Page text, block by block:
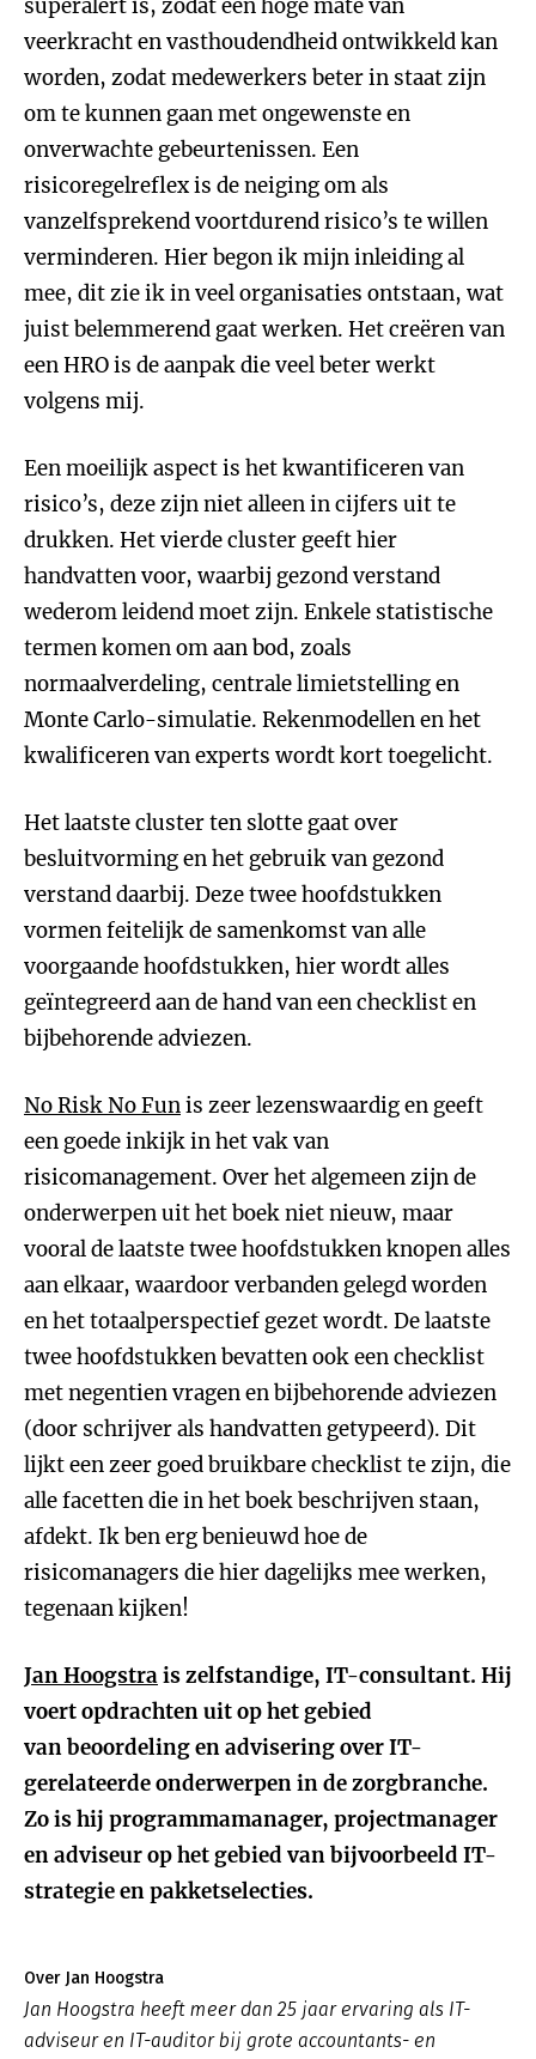
superalert is, zodat een hoge mate van
veerkracht en vasthoudendheid ontwikkeld kan
worden, zodat medewerkers beter in staat zijn
om te kunnen gaan met ongewenste en
onverwachte gebeurtenissen. Een
risicoregelreflex is de neiging om als
vanzelfsprekend voortdurend risico’s te willen
verminderen. Hier begon ik mijn inleiding al
mee, dit zie ik in veel organisaties ontstaan, wat
juist belemmerend gaat werken. Het creëren van
een HRO is de aanpak die veel beter werkt
volgens mij.
Een moeilijk aspect is het kwantificeren van
risico’s, deze zijn niet alleen in cijfers uit te
drukken. Het vierde cluster geeft hier
handvatten voor, waarbij gezond verstand
wederom leidend moet zijn. Enkele statistische
termen komen om aan bod, zoals
normaalverdeling, centrale limietstelling en
Monte Carlo-simulatie. Rekenmodellen en het
kwalificeren van experts wordt kort toegelicht.
Het laatste cluster ten slotte gaat over
besluitvorming en het gebruik van gezond
verstand daarbij. Deze twee hoofdstukken
vormen feitelijk de samenkomst van alle
voorgaande hoofdstukken, hier wordt alles
geïntegreerd aan de hand van een checklist en
bijbehorende adviezen.
No Risk No Funis zeer lezenswaardig en geeft
een goede inkijk in het vak van
risicomanagement. Over het algemeen zijn de
onderwerpen uit het boek niet nieuw, maar
vooral de laatste twee hoofdstukken knopen alles
aan elkaar, waardoor verbanden gelegd worden
en het totaalperspectief gezet wordt. De laatste
twee hoofdstukken bevatten ook een checklist
met negentien vragen en bijbehorende adviezen
(door schrijver als handvatten getypeerd). Dit
lijkt een zeer goed bruikbare checklist te zijn, die
alle facetten die in het boek beschrijven staan,
afdekt. Ik ben erg benieuwd hoe de
risicomanagers die hier dagelijks mee werken,
tegenaan kijken!
Jan Hoogstrais zelfstandige, IT-consultant. Hij
voert opdrachten uit op het gebied
van beoordeling en advisering over IT-
gerelateerde onderwerpen in de zorgbranche.
Zo is hij programmamanager, projectmanager
en adviseur op het gebied van bijvoorbeeld IT-
strategie en pakketselecties.
Over Jan Hoogstra
Jan Hoogstra heeft meer dan 25 jaar ervaring als IT-
adviseur en IT-auditor bij grote accountants- en